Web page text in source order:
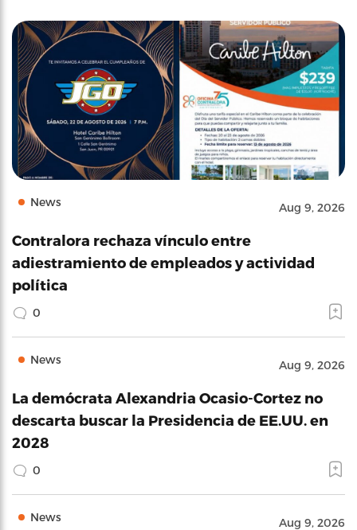
News Aug 9, 2026
Contralora rechaza vínculo entre
adiestramiento de empleados y actividad
política
0
News Aug 9, 2026
La demócrata Alexandria Ocasio-Cortez no
descarta buscar la Presidencia de EE.UU. en
2028
0
News Aug 9, 2026